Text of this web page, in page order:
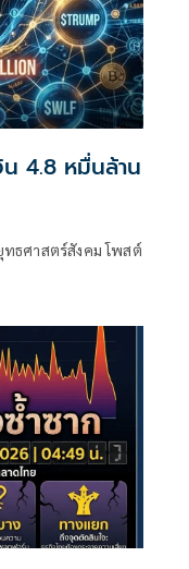
น 4.8 หมื่นล้าน